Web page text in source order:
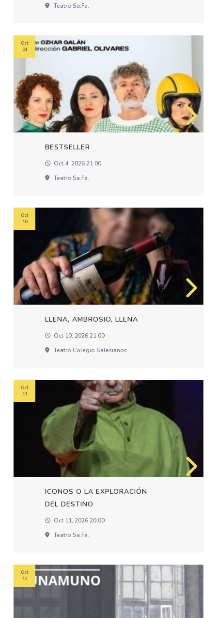
Teatro Sa.fa.
BESTSELLER
Oct 4, 2026 21:00
Teatro Sa.fa.
Oct
04
LLENA, AMBROSIO, LLENA
Oct 10, 2026 21:00
Teatro Colegio Salesianos
Oct
10
ICONOS O LA EXPLORACIÓN
DEL DESTINO
Oct 11, 2026 20:00
Teatro Sa.fa.
Oct
11
Oct
12